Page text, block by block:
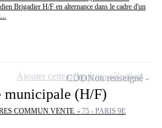
Brigadier H/F en alternance dans le cadre d'un
(H/F)
COMMUN VENTE - 75 - PARIS 9E
CDDNon renseigné
Ajouter cette offre à ma sélection